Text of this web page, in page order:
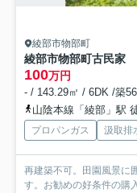
綾部市物部町
綾部市物部町古民家
100万円
- / 143.29㎡ / 6DK /築
山陰本線「綾部」駅
プロパンガス 汲取排
再建築不可。田園風景に
す。お勧めの好条件の購